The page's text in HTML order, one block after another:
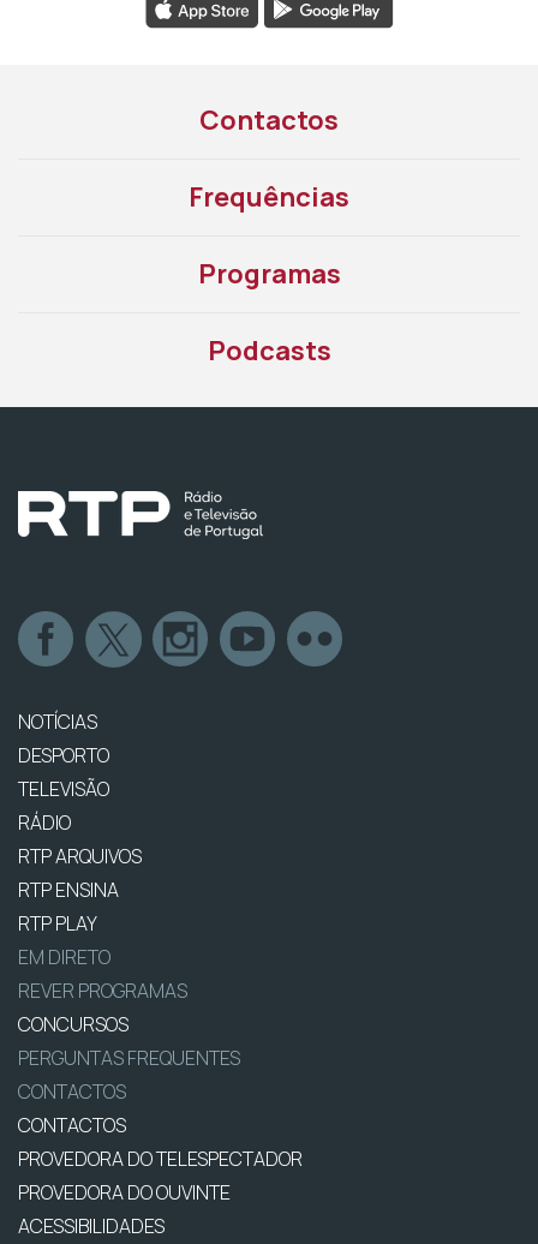
Contactos
Frequências
Programas
Podcasts
NOTÍCIAS
DESPORTO
TELEVISÃO
RÁDIO
RTP ARQUIVOS
RTP ENSINA
RTP PLAY
EM DIRETO
REVER PROGRAMAS
CONCURSOS
PERGUNTAS FREQUENTES
CONTACTOS
CONTACTOS
PROVEDORA DO TELESPECTADOR
PROVEDORA DO OUVINTE
ACESSIBILIDADES